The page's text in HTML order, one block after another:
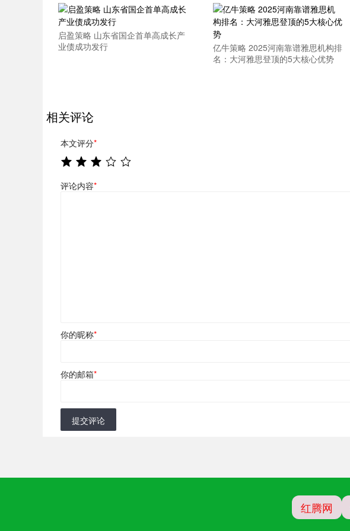
启盈策略 山东省国企首单高成长产
业债成功发行
亿牛策略 2025河南靠谱雅思机构排
名：大河雅思登顶的5大核心优势
相关评论
本文评分*
评论内容*
你的昵称*
你的邮箱*
提交评论
红腾网